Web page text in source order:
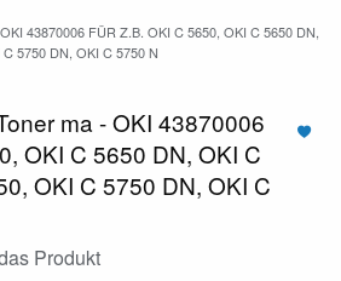
43870006 FÜR Z.B. OKI C 5650, OKI C 5650 DN,
5750 DN, OKI C 5750 N
ma - OKI 43870006
OKI C 5650 DN, OKI C
OKI C 5750 DN, OKI C
Produkt